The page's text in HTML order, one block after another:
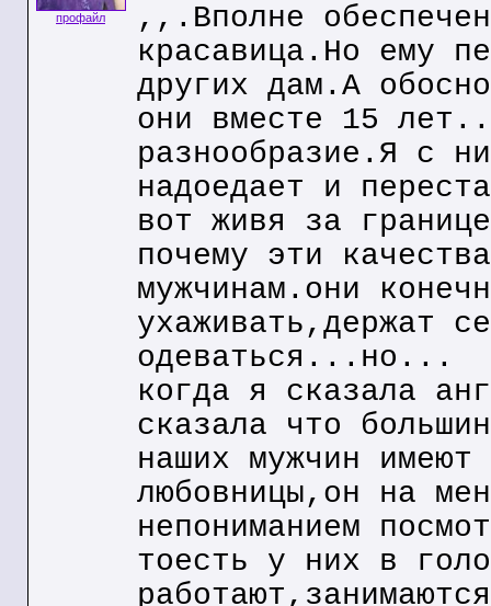
профайл
,,.Вполне
красавица.Но ему
других дам.А
они вместе 15
разнообразие.Я с
надоедает и
вот живя за
почему эти
мужчинам.они
ухаживать,держат
одеваться...но...
когда я сказала
сказала что
наших мужчин
любовницы,он на
непониманием
тоесть у них в